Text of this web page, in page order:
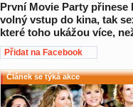
První Movie Party přinese
volný vstup do kina, tak
které toho ukážou více,
Přidat na Facebook
Článek se týká akce